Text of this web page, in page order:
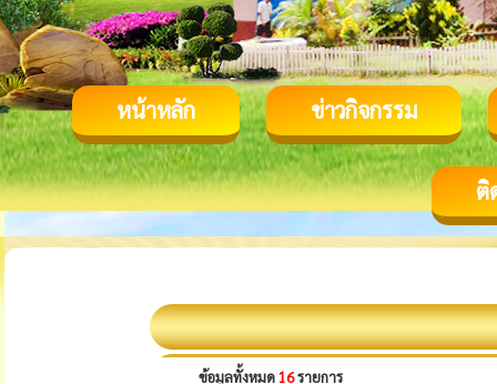
หน้าหลัก ข่าวกิจกรรม
ติ
ข้อมูลทั้งหมด 16รายการ